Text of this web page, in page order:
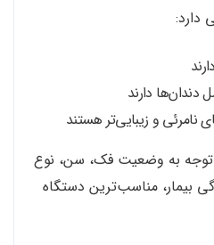
دارد:
دندان‌ها دارند
نامرئی و زیبایی‌تر هستند
به وضعیت فک، سن، نوع
بیمار، مناسب‌ترین دستگاه